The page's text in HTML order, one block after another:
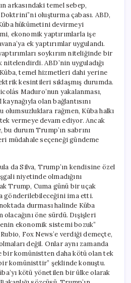
arkasındaki temel sebep,
oluşturma çabası. ABD,
hükümetini devirmeyi
ekonomik yaptırımlarla işe
ek yaptırımlar uygulandı.
soykırım niteliğinde bir
ABD’nin uyguladığı
temel hizmetleri dahi yerine
kesintileri sıklaşmış durumda.
Maduro’nun yakalanması,
olan bağlantısını
olumsuzluklara rağmen, Küba halkı
vermeye devam ediyor. Ancak
durum Trump’ın sabrını
müdahale seçeneği gündeme
da Silva, Trump’ın kendisine özel
niyetinde olmadığını
Trump, Cuma günü bir uçak
gönderilebileceğini ima etti.
durması halinde Küba
öne sürdü. Dışişleri
ekonomik sistemi bozuk”
Fox News’e verdiği demeçte,
değil. Onlar aynı zamanda
komünistten daha kötü olan tek
komünisttir” şeklinde konuştu.
kötü yönetilen bir ülke olarak